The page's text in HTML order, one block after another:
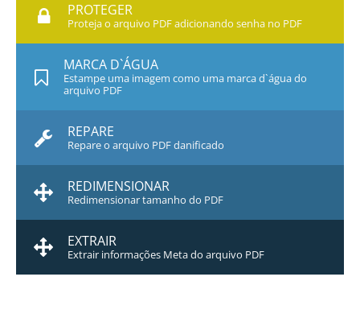
PROTEGER
Proteja o arquivo PDF adicionando senha no PDF
MARCA D`ÁGUA
Estampe uma imagem como uma marca d`água do
arquivo PDF
REPARE
Repare o arquivo PDF danificado
REDIMENSIONAR
Redimensionar tamanho do PDF
EXTRAIR
Extrair informações Meta do arquivo PDF